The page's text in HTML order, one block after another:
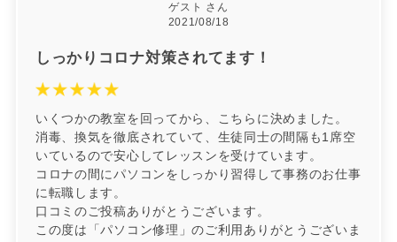
ゲスト さん
2021/08/18
しっかりコロナ対策されてます！
いくつかの教室を回ってから、こちらに決めました。
消毒、換気を徹底されていて、生徒同士の間隔も1席空
いているので安心してレッスンを受けています。
コロナの間にパソコンをしっかり習得して事務のお仕事
に転職します。
口コミのご投稿ありがとうございます。
この度は「パソコン修理」のご利用ありがとうございま